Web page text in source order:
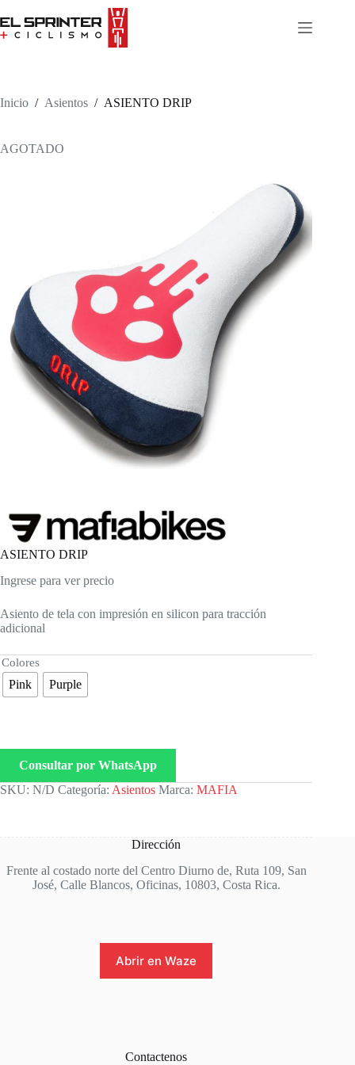
to
content
Inicio / Asientos / ASIENTO DRIP
AGOTADO
ASIENTO DRIP
Ingrese para ver precio
Asiento de tela con impresión en silicon para tracción
adicional
Colores
Pink Purple
Consultar por WhatsApp
SKU: N/D Categoría: Asientos Marca: MAFIA
Dirección
Frente al costado norte del Centro Diurno de, Ruta 109, San
José, Calle Blancos, Oficinas, 10803, Costa Rica.
Abrir en Waze
Contactenos